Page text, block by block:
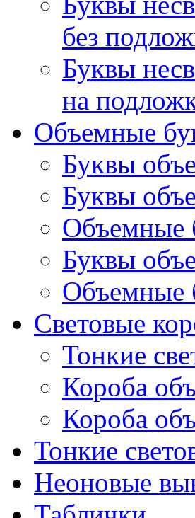
без
Буквы
на
Объемные
Буквы
Буквы
Объемные
Буквы
Объемные
Световые
Тонкие
Короба
Короба
Тонкие
Неоновые